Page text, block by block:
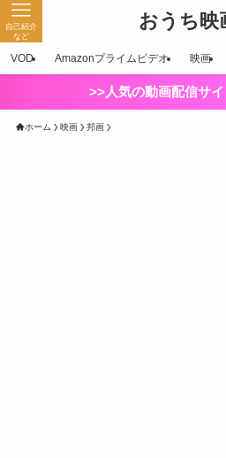
おうち映
自己紹介
など
VOD Amazonプライムビデオ 映画
>>人気の動画配信サ
ホーム 映画 邦画